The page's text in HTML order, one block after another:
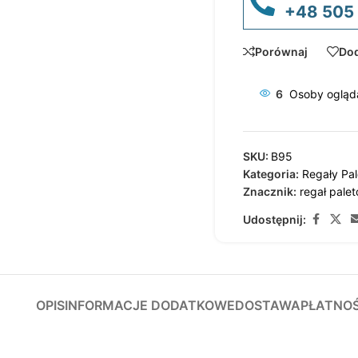
+48 505
Porównaj
6 Osoby
SKU: B95
Kategoria: Regały
Znacznik: regał
Udostępnij:
OPISINFORMACJE DODATKOWEDOSTAWA